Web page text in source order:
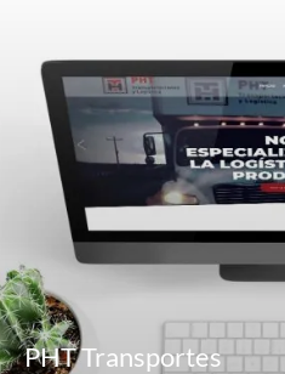
PHT Transportes